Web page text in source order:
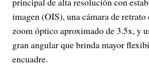
imagen (OIS), una cámara de
zoom óptico aproximado de 3.5x, y
gran angular que brinda mayor
encuadre.